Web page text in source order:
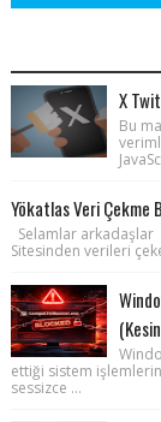
X
Bu
Yökatlas Veri Çekme
Selamlar
Sitesinden verileri
ettiği sistem
sessizce ...